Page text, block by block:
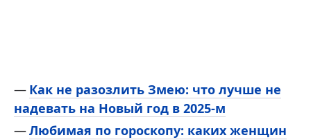
Как не разозлить Змею: что лучше не
надевать на Новый год в 2025-м
Любимая по гороскопу: каких женщин